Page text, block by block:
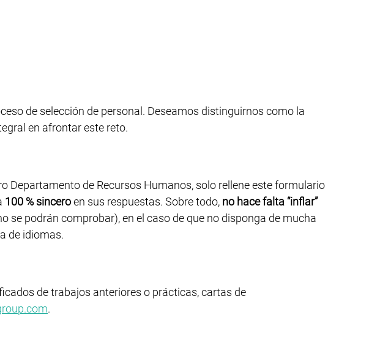
de selección de personal. Deseamos distinguirnos como la
en afrontar este reto.
Departamento de Recursos Humanos, solo rellene este formulario
100 % sinceroen sus respuestas. Sobre todo, no hace falta “inflar”
se podrán comprobar), en el caso de que no disponga de mucha
de idiomas.
de trabajos anteriores o prácticas, cartas de
.